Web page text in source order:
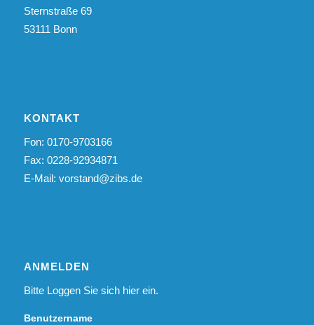
Sternstraße 69
53111 Bonn
KONTAKT
Fon: 0170-9703166
Fax: 0228-92934871
E-Mail: vorstand@zibs.de
ANMELDEN
Bitte Loggen Sie sich hier ein.
Benutzername